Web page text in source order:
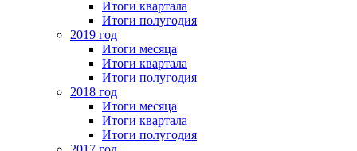
Итоги квартала
Итоги полугодия
2019 год
Итоги месяца
Итоги квартала
Итоги полугодия
2018 год
Итоги месяца
Итоги квартала
Итоги полугодия